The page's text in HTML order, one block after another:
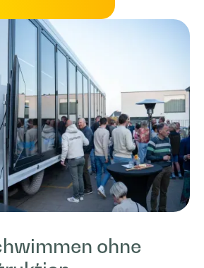
ohne